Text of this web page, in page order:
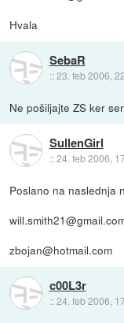
Hvala
SebaR
::23. feb 2006,
Ne pošiljajte ZS ker
SullenGirl
::24. feb 2006,
Poslano na naslednja
zbojan@hotmail.com
c00L3r
::24. feb 2006,